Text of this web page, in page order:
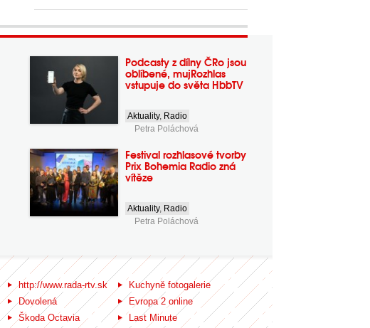
Podcasty z dílny ČRo jsou
oblíbené, mujRozhlas
vstupuje do světa HbbTV
Aktuality, Radio
Petra Poláchová
Festival rozhlasové tvorby
Prix Bohemia Radio zná
vítěze
Aktuality, Radio
Petra Poláchová
http://www.rada-rtv.sk
Kuchyně fotogalerie
Dovolená
Evropa 2 online
Škoda Octavia
Last Minute